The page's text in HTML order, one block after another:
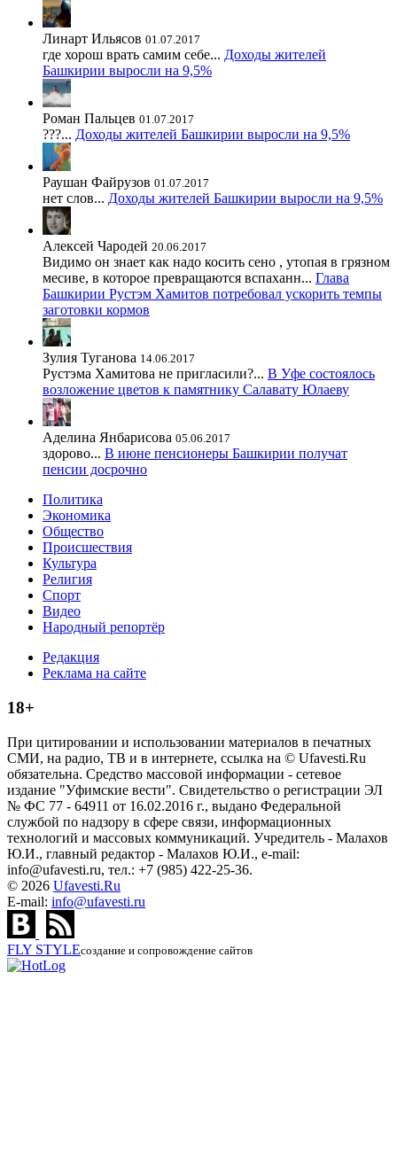
Линарт Ильясов 01.07.2017
где хорош врать самим себе... Доходы жителей
Башкирии выросли на 9,5%
Роман Пальцев 01.07.2017
???... Доходы жителей Башкирии выросли на 9,5%
Раушан Файрузов 01.07.2017
нет слов... Доходы жителей Башкирии выросли на 9,5%
Алексей Чародей 20.06.2017
Видимо он знает как надо косить сено , утопая в грязном
месиве, в которое превращаются вспаханн... Глава
Башкирии Рустэм Хамитов потребовал ускорить темпы
заготовки кормов
Зулия Туганова 14.06.2017
Рустэма Хамитова не пригласили?... В Уфе состоялось
возложение цветов к памятнику Салавату Юлаеву
Аделина Янбарисова 05.06.2017
здорово... В июне пенсионеры Башкирии получат
пенсии досрочно
Политика
Экономика
Общество
Происшествия
Культура
Религия
Спорт
Видео
Народный репортёр
Редакция
Реклама на сайте
18+
При цитировании и использовании материалов в печатных
СМИ, на радио, ТВ и в интернете, ссылка на © Ufavesti.Ru
обязательна. Средство массовой информации - сетевое
издание "Уфимские вести". Свидетельство о регистрации ЭЛ
№ ФС 77 - 64911 от 16.02.2016 г., выдано Федеральной
службой по надзору в сфере связи, информационных
технологий и массовых коммуникаций. Учредитель - Малахов
Ю.И., главный редактор - Малахов Ю.И., e-mail:
info@ufavesti.ru, тел.: +7 (985) 422-25-36.
© 2026 Ufavesti.Ru
E-mail: info@ufavesti.ru
FLY STYLEсоздание и сопровождение сайтов